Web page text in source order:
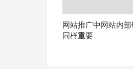
网站推广中网站内
同样重要